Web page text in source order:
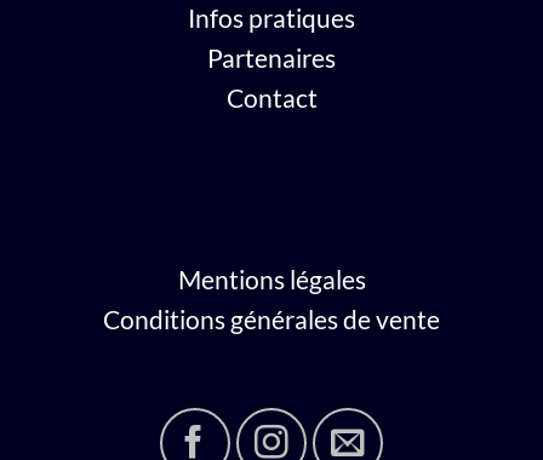
Infos pratiques
Partenaires
Contact
Mentions légales
Conditions générales de vente